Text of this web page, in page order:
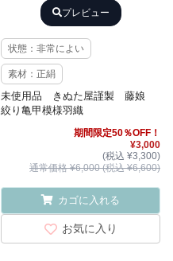
プレビュー
状態：非常によい
素材：正絹
未使用品 きぬた屋謹製 藤娘
絞り亀甲模様羽織
期間限定50％OFF！
¥3,000
(税込 ¥3,300)
通常価格 ¥6,000 (税込 ¥6,600)
カゴに入れる
お気に入り